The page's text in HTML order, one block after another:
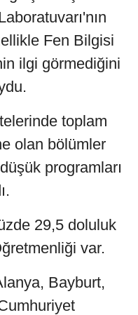
Fen Bilgisi
ilgi görmediğini
toplam
olan bölümler
programları
29,5 doluluk
var.
Bayburt,